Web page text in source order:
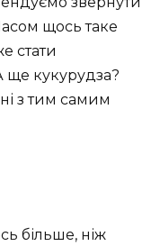
щось таке
стати
кукурудза?
з тим самим
більше, ніж